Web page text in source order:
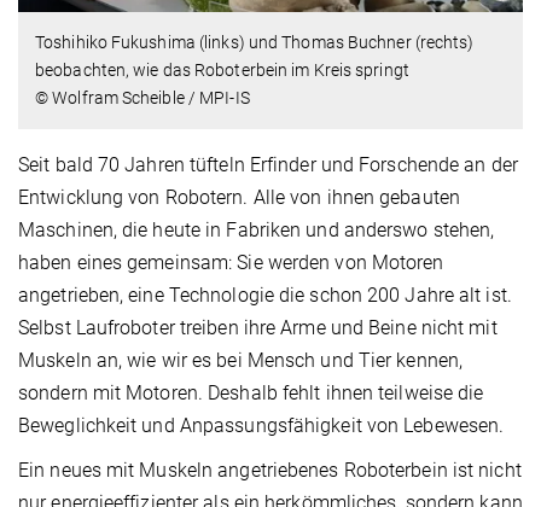
Toshihiko Fukushima (links) und Thomas Buchner (rechts)
beobachten, wie das Roboterbein im Kreis springt
© Wolfram Scheible / MPI-IS
Seit bald 70 Jahren tüfteln Erfinder und Forschende an der
Entwicklung von Robotern. Alle von ihnen gebauten
Maschinen, die heute in Fabriken und anderswo stehen,
haben eines gemeinsam: Sie werden von Motoren
angetrieben, eine Technologie die schon 200 Jahre alt ist.
Selbst Laufroboter treiben ihre Arme und Beine nicht mit
Muskeln an, wie wir es bei Mensch und Tier kennen,
sondern mit Motoren. Deshalb fehlt ihnen teilweise die
Beweglichkeit und Anpassungsfähigkeit von Lebewesen.
Ein neues mit Muskeln angetriebenes Roboterbein ist nicht